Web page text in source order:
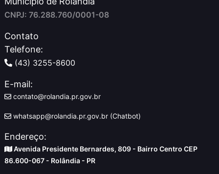
CNPJ: 76.288.760/0001-08
Contato
Telefone:
(43) 3255-8600
E-mail:
contato@rolandia.pr.gov.br
whatsapp@rolandia.pr.gov.br (Chatbot)
Endereço:
Avenida Presidente Bernardes, 809 - Bairro Centro CEP
86.600-067 - Rolândia - PR